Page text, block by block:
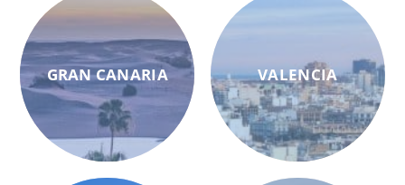
GRAN CANARIA VALENCIA